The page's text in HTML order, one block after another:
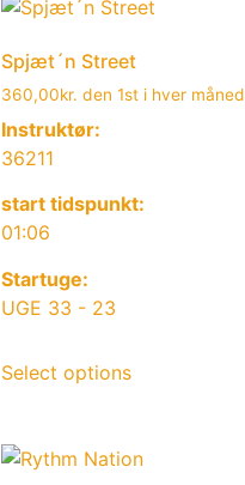
Spjæt´n Street
360,00kr. den 1st i hver måned
Instruktør:
36211
start tidspunkt:
01:06
Startuge:
UGE 33 - 23
Select options